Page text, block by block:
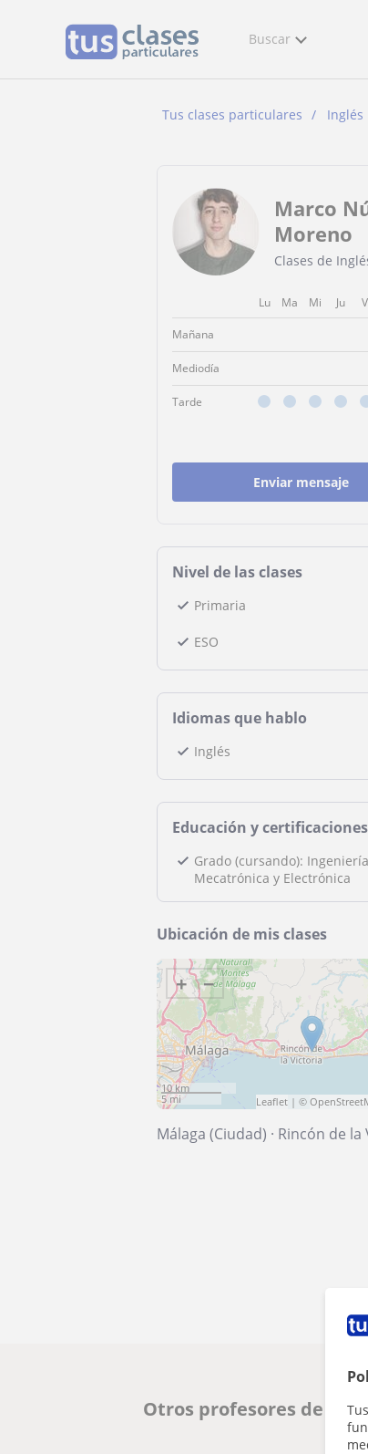
Buscar
Tus clases particulares Inglés
Marco
Moreno
Clases de
Lu Ma Mi Ju
Mañana
Mediodía
Tarde
Enviar mensaje
Nivel de las clases
Primaria
ESO
Idiomas que hablo
Inglés
Educación y certificaciones
Grado (cursando):
Mecatrónica y Electrónica
Ubicación de mis clases
+ −
10 km
5 mi
Leaflet | ©
Málaga (Ciudad) · Rincón de la
Otros profesores de